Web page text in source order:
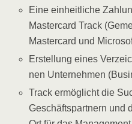
Eine ein­heit­li­che
Mas­ter­card Track
Mas­ter­card und
Erstel­lung eines
nen Unter­neh­men
Track ermög­licht die
Geschäfts­part­nern und